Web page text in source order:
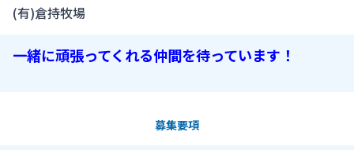
(有)倉持牧場
一緒に頑張ってくれる仲間を待っています！
募集要項